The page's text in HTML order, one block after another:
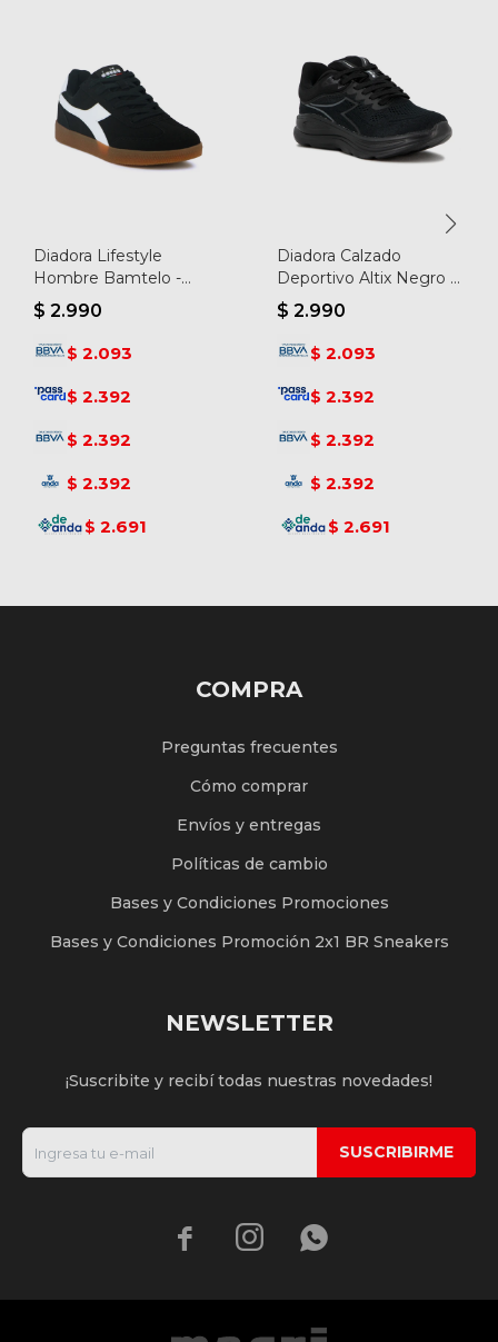
Diadora Lifestyle
Hombre Bamtelo -
Negro/blanco - Negro-
blanco
$ 2.990
$ 2.093
$ 2.392
$ 2.392
$ 2.392
$ 2.691
Diadora Calzado
Deportivo Altix Negro -
Hombre - Negro-negro
$ 2.990
$ 2.093
$ 2.392
$ 2.392
$ 2.392
$ 2.691
COMPRA
Preguntas frecuentes
Cómo comprar
Envíos y entregas
Políticas de cambio
Bases y Condiciones Promociones
Bases y Condiciones Promoción 2x1 BR Sneakers
NEWSLETTER
¡Suscribite y recibí todas nuestras novedades!
SUSCRIBIRME
  